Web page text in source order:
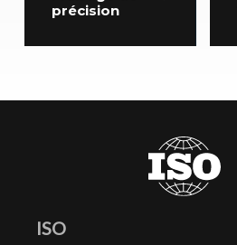
précision
ISO